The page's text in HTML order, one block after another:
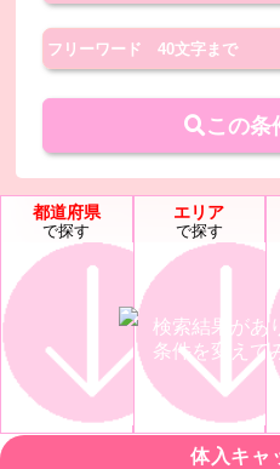
都道府県
で探す
エリア
で探す
この条
検索結果があ
条件を変えて
体入キャ